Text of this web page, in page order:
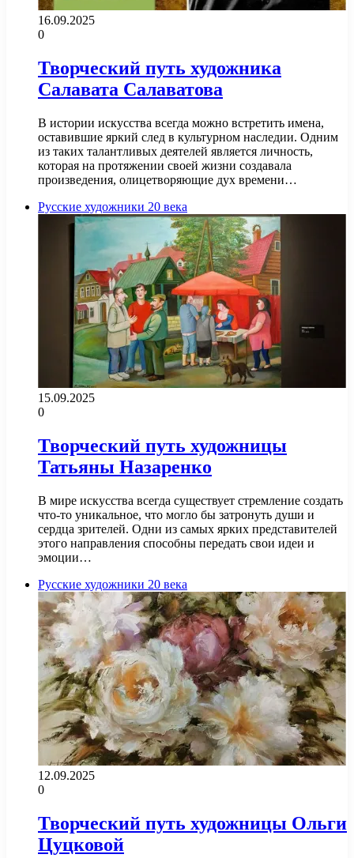
16.09.2025
0
Творческий путь художника
Салавата Салаватова
В истории искусства всегда можно встретить имена,
оставившие яркий след в культурном наследии. Одним
из таких талантливых деятелей является личность,
которая на протяжении своей жизни создавала
произведения, олицетворяющие дух времени…
Русские художники 20 века
15.09.2025
0
Творческий путь художницы
Татьяны Назаренко
В мире искусства всегда существует стремление создать
что-то уникальное, что могло бы затронуть души и
сердца зрителей. Одни из самых ярких представителей
этого направления способны передать свои идеи и
эмоции…
Русские художники 20 века
12.09.2025
0
Творческий путь художницы Ольги
Цуцковой